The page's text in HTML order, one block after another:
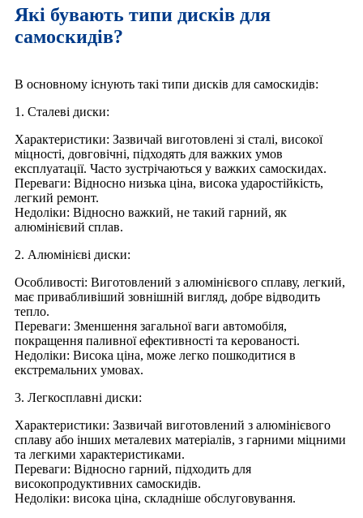
Які бувають типи дисків для
самоскидів?
В основному існують такі типи дисків для самоскидів:
1. Сталеві диски:
Характеристики: Зазвичай виготовлені зі сталі, високої
міцності, довговічні, підходять для важких умов
експлуатації. Часто зустрічаються у важких самоскидах.
Переваги: ​​Відносно низька ціна, висока ударостійкість,
легкий ремонт.
Недоліки: Відносно важкий, не такий гарний, як
алюмінієвий сплав.
2. Алюмінієві диски:
Особливості: Виготовлений з алюмінієвого сплаву, легкий,
має привабливіший зовнішній вигляд, добре відводить
тепло.
Переваги: ​​Зменшення загальної ваги автомобіля,
покращення паливної ефективності та керованості.
Недоліки: Висока ціна, може легко пошкодитися в
екстремальних умовах.
3. Легкосплавні диски:
Характеристики: Зазвичай виготовлений з алюмінієвого
сплаву або інших металевих матеріалів, з гарними міцними
та легкими характеристиками.
Переваги: ​​Відносно гарний, підходить для
високопродуктивних самоскидів.
Недоліки: висока ціна, складніше обслуговування.